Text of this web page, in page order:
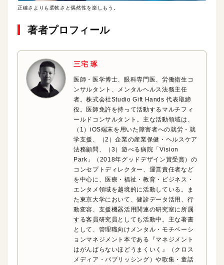
正確さよりも柔軟さと偶然性を楽しもう。
著者プロフィール
三宅 琢
医師・医学博士、眼科専門医、労働衛生コ
ンサルタント、メンタルヘルス法務主任
者。株式会社Studio Gift Hands 代表取締
役。医師免許を持って活動するマルチフィ
ールドコンサルタント。主な活動領域は、
（1）iOS端末を用いた障害者への就労・就
学支援、（2）企業の産業保健・ヘルスケア
法務顧問、（3）遊べる病院「Vision
Park」（2018年グッドデザイン賞受賞）の
コンセプトディレクター、運営責任者など
を中心に、医療・福祉・教育・ビジネス・
エンタメ領域を越境的に活動している。ま
た東京大学において、健診データ活用、行
動変容、支援機器活用関連の研究室に所属
する客員研究員としても活動中。主な著書
として、管理職向けメンタル・モチベーシ
ョンマネジメント本である『マネジメント
はがんばらないほどうまくいく』（クロス
メディア・パブリッシング）や歌集・童話